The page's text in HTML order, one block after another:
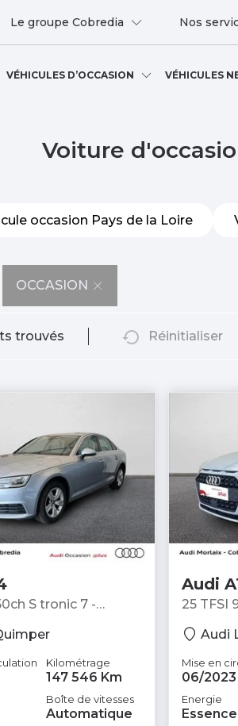
Le groupe Cobredia Nos
VÉHICULES D’OCCASION VÉHICULES
Voiture
occasion Pays de la Loire
OCCASION
trouvés Réinitialiser
S tronic 7 -
Kilométrage
147 546 Km
Boîte de vitesses
Automatique
Audi
25 TFSI
Audi
Mise en
06/2023
Energie
Essence